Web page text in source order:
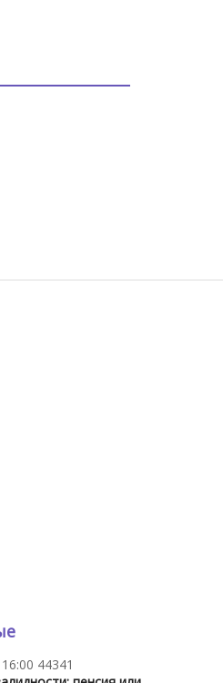
44341